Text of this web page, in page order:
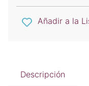
Añadir a la
Descripción